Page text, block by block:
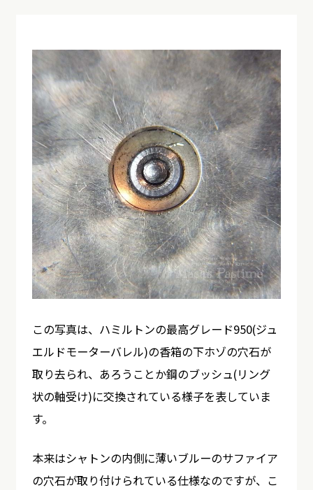
この写真は、ハミルトンの最高グレード950(ジュ
エルドモーターバレル)の香箱の下ホゾの穴石が
取り去られ、あろうことか鋼のブッシュ(リング
状の軸受け)に交換されている様子を表していま
す。
本来はシャトンの内側に薄いブルーのサファイア
の穴石が取り付けられている仕様なのですが、こ